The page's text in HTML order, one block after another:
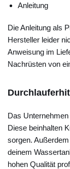
Anleitung
Die Anleitung als
Hersteller leider
Anweisung im
Nachrüsten von
Das
Diese beinhalten
sorgen.
deinem
hohen Qualität